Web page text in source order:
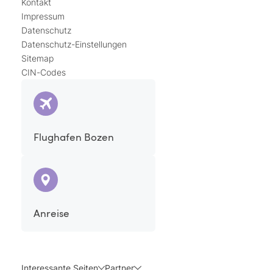
Impressum
Datenschutz
Datenschutz-Einstellungen
Sitemap
CIN-Codes
Flughafen Bozen
Anreise
Interessante Seiten Partner